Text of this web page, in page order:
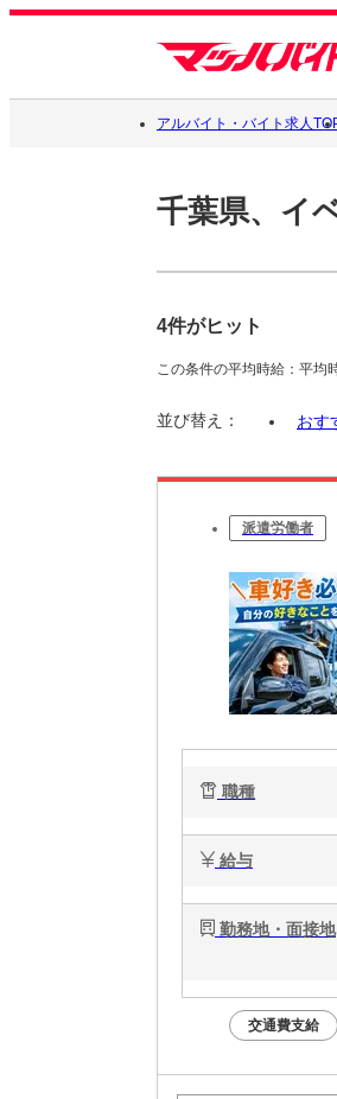
アルバイト・バイト求人
千葉県、イ
4件がヒット
この条件の平均時給：平均
並び替え： おす
派遣労働者
職種
給与
勤務地・面接地
交通費支給